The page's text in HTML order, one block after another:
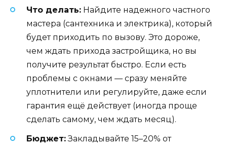
Что делать: Найдите надежного частного
мастера (сантехника и электрика), который
будет приходить по вызову. Это дороже,
чем ждать прихода застройщика, но вы
получите результат быстро. Если есть
проблемы с окнами — сразу меняйте
уплотнители или регулируйте, даже если
гарантия ещё действует (иногда проще
сделать самому, чем ждать месяц).
Бюджет:Закладывайте 15–20% от